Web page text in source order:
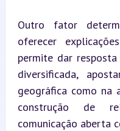
Outro fator
oferecer
permite dar
diversificada,
geográfica como na
construção de
comunicação aberta